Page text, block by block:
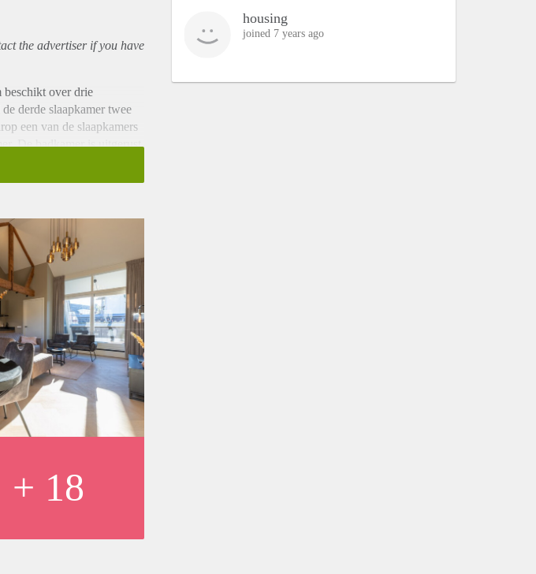
housing
joined 7 years ago
the advertiser if you have
beschikt over drie
derde slaapkamer twee
een van de slaapkamers
De badkamer is uitgerust
je genieten van een
het gebouw."
30 minuten,
tussen Hilversum en
openbaar vervoer.
locaties en de
het meest nauwkeurige
om
winkels, restaurants en
aan een prettige
kan de kwaliteit van leven
+ 18